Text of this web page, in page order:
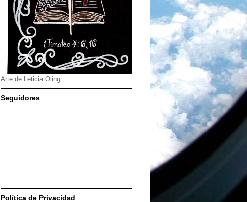
Arte de Leticia Oling
Seguidores
Política de Privacidad